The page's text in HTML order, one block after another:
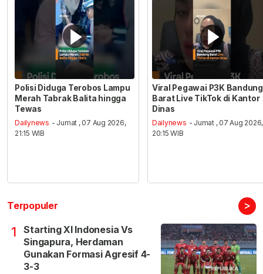
Polisi Diduga Terobos Lampu
Merah Tabrak Balita hingga
Tewas
Dailynews - Jumat , 07 Aug 2026,
21:15 WIB
Viral Pegawai P3K Bandung
Barat Live TikTok di Kantor
Dinas
Dailynews - Jumat , 07 Aug 2026,
20:15 WIB
Terpopuler >
1
Starting XI Indonesia Vs
Singapura, Herdaman
Gunakan Formasi Agresif 4-
3-3